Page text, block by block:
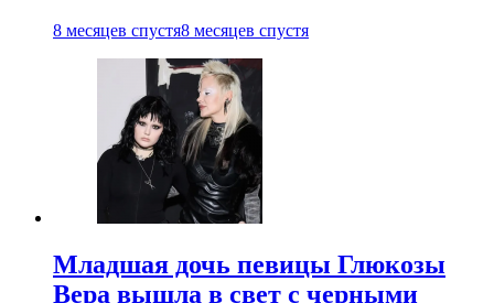
8 месяцев спустя8 месяцев спустя
Младшая дочь певицы Глюкозы
Вера вышла в свет с черными